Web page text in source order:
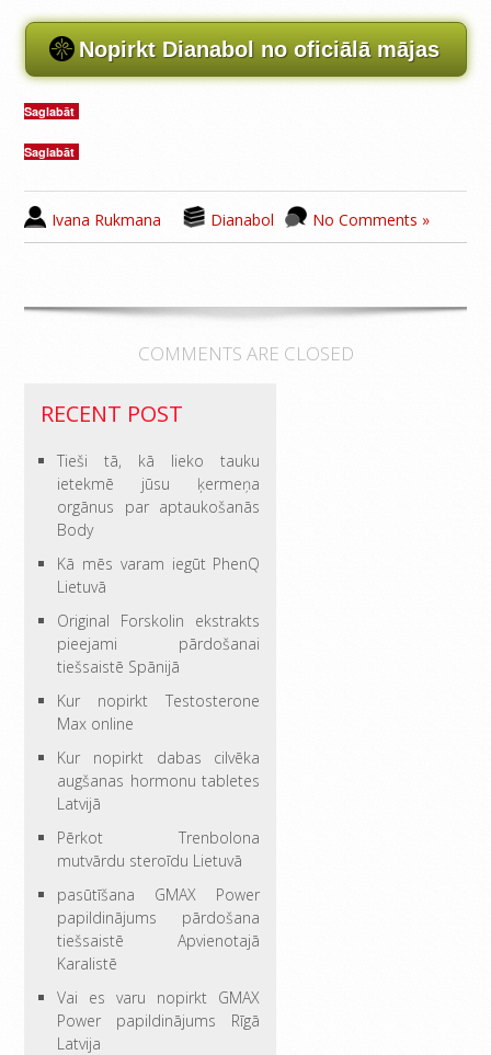
Nopirkt Dianabol no oficiālā mājas
Saglabāt
Saglabāt
Ivana Rukmana Dianabol No Comments »
COMMENTS ARE CLOSED
RECENT POST
Tieši tā, kā lieko tauku
ietekmē jūsu ķermeņa
orgānus par aptaukošanās
Body
Kā mēs varam iegūt PhenQ
Lietuvā
Original Forskolin ekstrakts
pieejami pārdošanai
tiešsaistē Spānijā
Kur nopirkt Testosterone
Max online
Kur nopirkt dabas cilvēka
augšanas hormonu tabletes
Latvijā
Pērkot Trenbolona
mutvārdu steroīdu Lietuvā
pasūtīšana GMAX Power
papildinājums pārdošana
tiešsaistē Apvienotajā
Karalistē
Vai es varu nopirkt GMAX
Power papildinājums Rīgā
Latvija